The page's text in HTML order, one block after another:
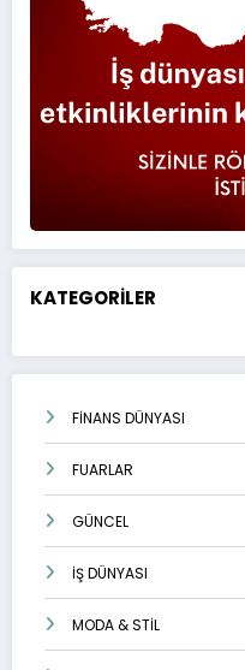
KATEGORİLER
FİNANS DÜNYASI
FUARLAR
GÜNCEL
İŞ DÜNYASI
MODA & STİL